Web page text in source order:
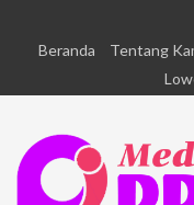
Beranda
Tentang